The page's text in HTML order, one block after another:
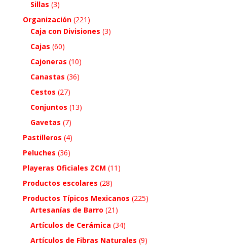
Sillas (3)
Organización (221)
Caja con Divisiones (3)
Cajas (60)
Cajoneras (10)
Canastas (36)
Cestos (27)
Conjuntos (13)
Gavetas (7)
Pastilleros (4)
Peluches (36)
Playeras Oficiales ZCM (11)
Productos escolares (28)
Productos Típicos Mexicanos (225)
Artesanías de Barro (21)
Artículos de Cerámica (34)
Artículos de Fibras Naturales (9)